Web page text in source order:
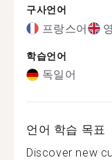
구사언어
프랑스어
학습언어
독일어
언어 학습 목표
Discover new